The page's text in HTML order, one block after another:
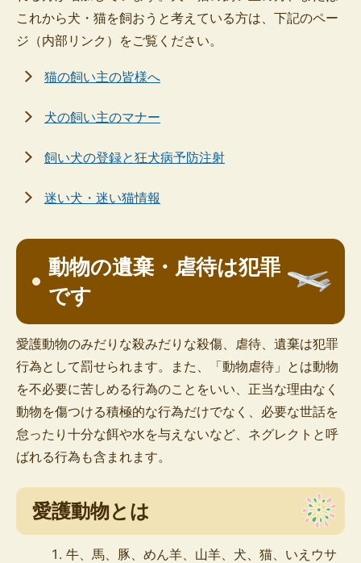
これから犬・猫を飼おうと考えている方は、下記のペー
ジ（内部リンク）をご覧ください。
猫の飼い主の皆様へ
犬の飼い主のマナー
飼い犬の登録と狂犬病予防注射
迷い犬・迷い猫情報
動物の遺棄・虐待は犯罪
です
愛護動物のみだりな殺みだりな殺傷、虐待、遺棄は犯罪
行為として罰せられます。また、「動物虐待」とは動物
を不必要に苦しめる行為のことをいい、正当な理由なく
動物を傷つける積極的な行為だけでなく、必要な世話を
怠ったり十分な餌や水を与えないなど、ネグレクトと呼
ばれる行為も含まれます。
愛護動物とは
牛、馬、豚、めん羊、山羊、犬、猫、いえウサ